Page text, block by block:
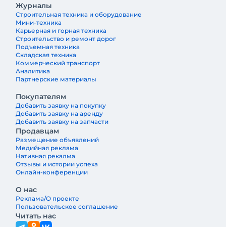
Журналы
Строительная техника и оборудование
Мини-техника
Карьерная и горная техника
Строительство и ремонт дорог
Подъемная техника
Складская техника
Коммерческий транспорт
Аналитика
Партнерские материалы
Покупателям
Добавить заявку на покупку
Добавить заявку на аренду
Добавить заявку на запчасти
Продавцам
Размещение объявлений
Медийная реклама
Нативная рекалма
Отзывы и истории успеха
Онлайн-конференции
О нас
Реклама/О проекте
Пользовательское соглашение
Читать нас